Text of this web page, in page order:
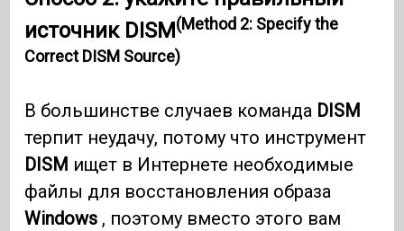
источник DISM(Method 2: Specify the
Correct DISM Source)
В большинстве случаев команда DISM
терпит неудачу, потому что инструмент
DISM ищет в Интернете необходимые
файлы для восстановления образа
Windows , поэтому вместо этого вам